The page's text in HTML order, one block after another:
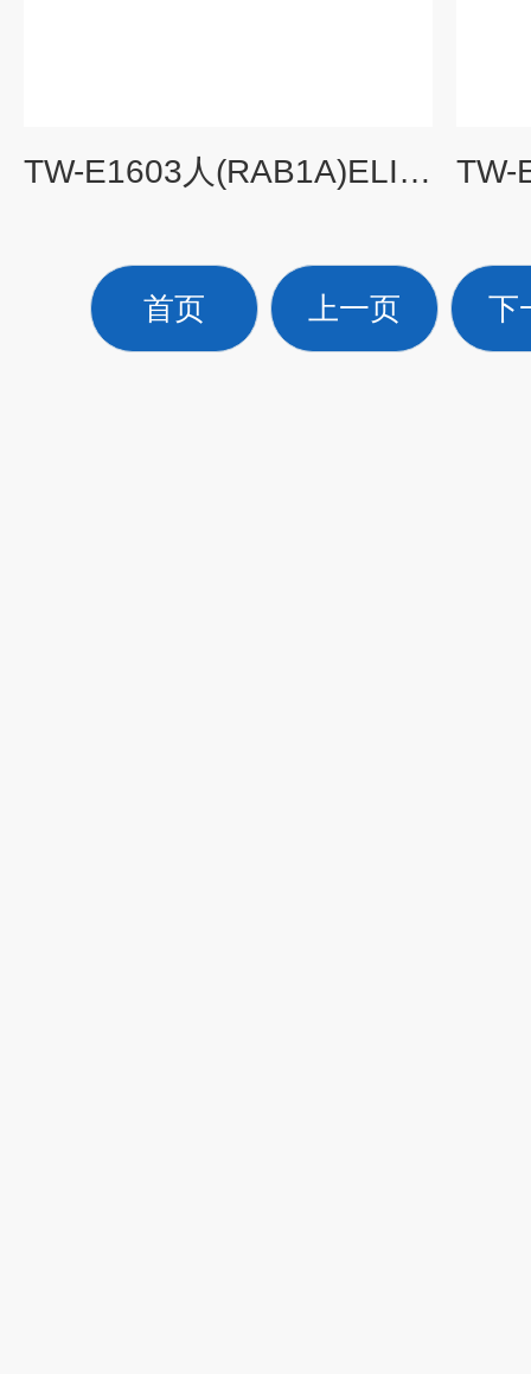
TW-E1603人(RAB1A)ELISA试剂盒免费提供技术支持
首页 上一页 下